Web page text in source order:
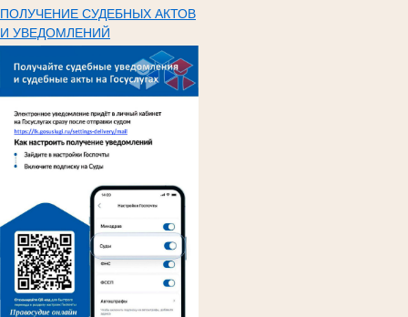
ПОЛУЧЕНИЕ СУДЕБНЫХ АКТОВ
И УВЕДОМЛЕНИЙ